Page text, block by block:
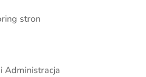
stron
Administracja